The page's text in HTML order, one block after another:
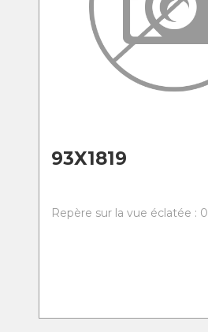
93X1819
Repère sur la vue éclatée : 0